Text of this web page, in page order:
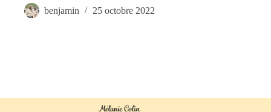
benjamin 25 octobre 2022